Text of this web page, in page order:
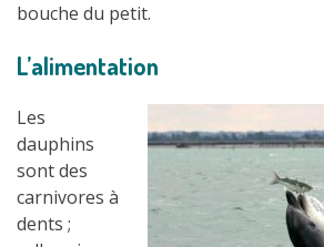
bouche du petit.
L’alimentation
Les
dauphins
sont des
carnivores à
dents ;